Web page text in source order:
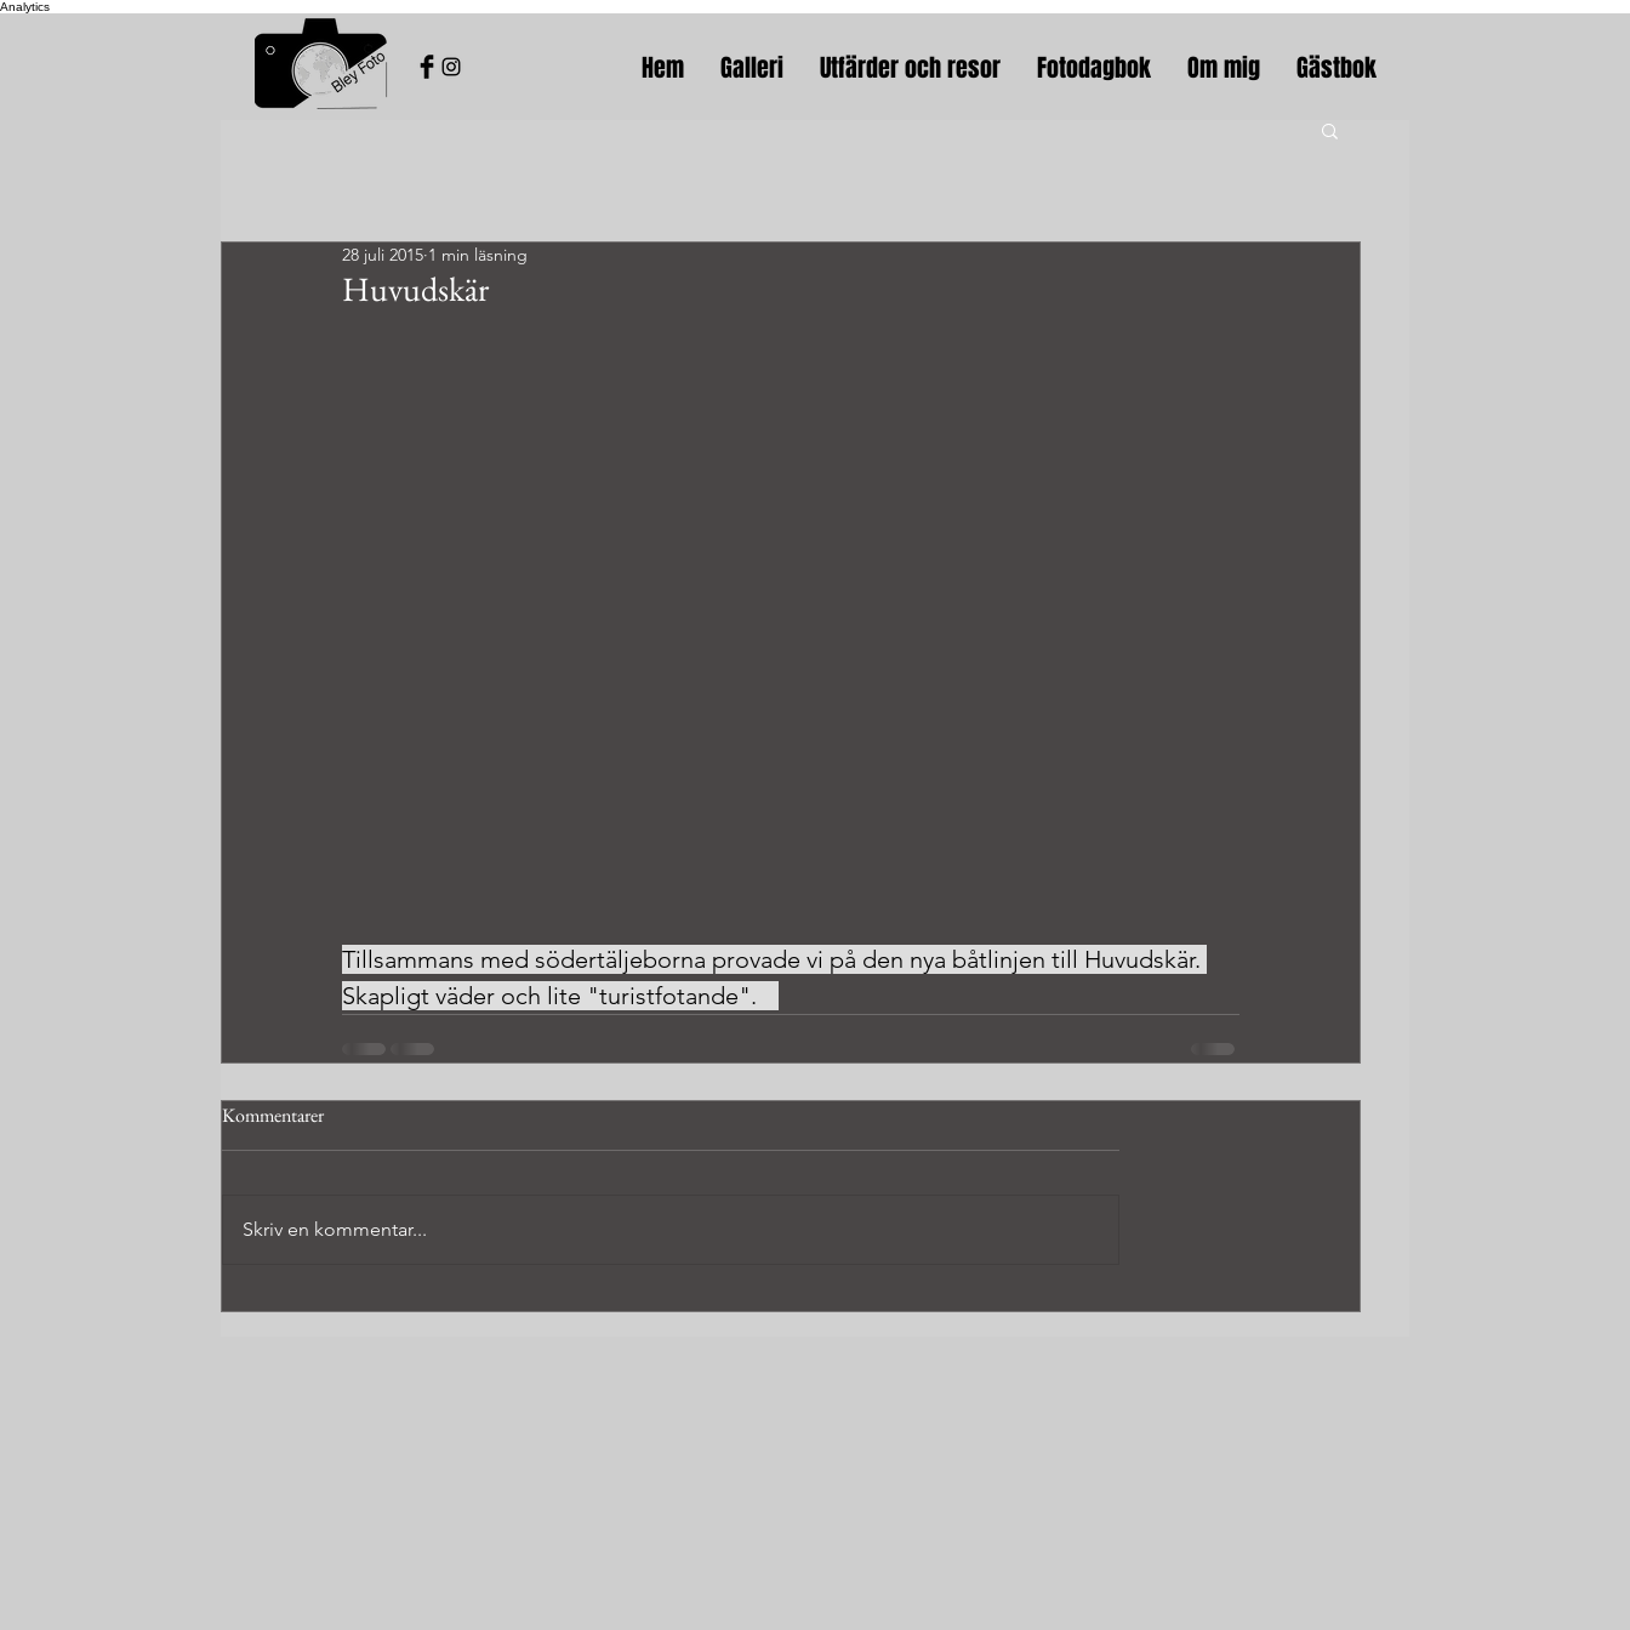
Analytics
Hem Galleri Utfärder och resor Fotodagbok Om mig Gästbok
Huvudskär
28 juli 2015 1 min läsning
Tillsammans med södertäljeborna provade vi på den nya båtlinjen till Huvudskär.
Kommentarer
Skriv en kommentar...